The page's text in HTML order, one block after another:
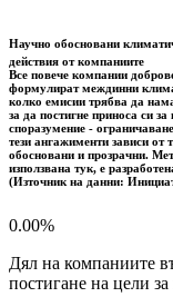
Научно обосновани
действия от компаниите
Все повече компании
формулират междинни
колко емисии трябва да
за да постигне приноса си
споразумение -
тези ангажименти зависи от
обосновани и прозрачни.
използвана тук, е
(Източник на данни:
0.00%
Дял на компаниите
постигане на цели